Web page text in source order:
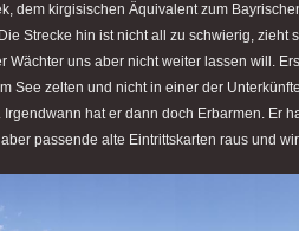
dem kirgisischen Äquivalent zum
Strecke hin ist nicht all zu schwierig, zieht
Wächter uns aber nicht weiter lassen will.
See zelten und nicht in einer der
hat er dann doch Erbarmen. Er
passende alte Eintrittskarten raus und